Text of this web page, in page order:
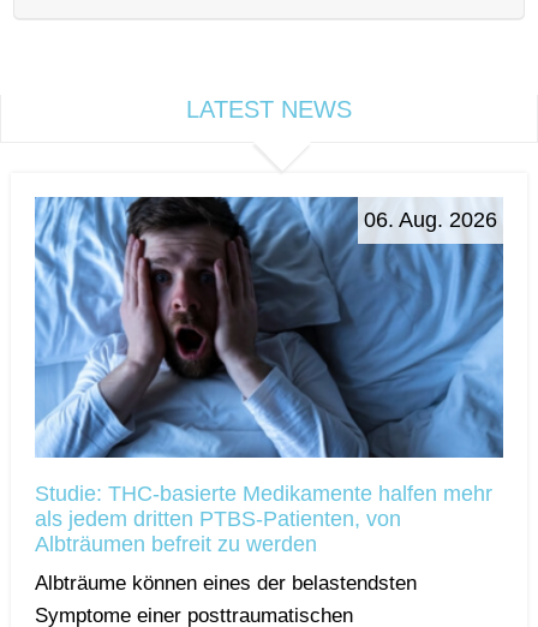
LATEST NEWS
06. Aug. 2026
Studie: THC-basierte Medikamente halfen mehr
als jedem dritten PTBS-Patienten, von
Albträumen befreit zu werden
Albträume können eines der belastendsten
Symptome einer posttraumatischen